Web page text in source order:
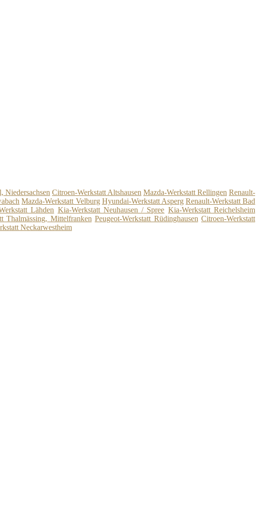
Niedersachsen Citroen-Werkstatt Altshausen Mazda-Werkstatt Rellingen Renault-
Mazda-Werkstatt Velburg Hyundai-Werkstatt Asperg Renault-Werkstatt Bad
Lähden Kia-Werkstatt Neuhausen / Spree Kia-Werkstatt Reichelsheim
Thalmässing, Mittelfranken Peugeot-Werkstatt Rüdinghausen Citroen-Werkstatt
Neckarwestheim